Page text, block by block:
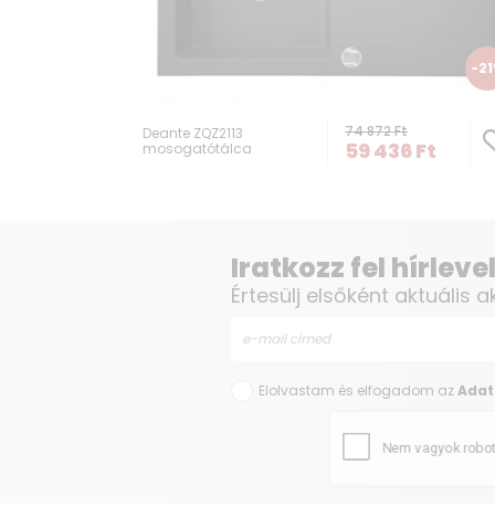
-
Deante ZQZ2113
mosogatótálca
74 872Ft
59 436Ft
Iratkozz fel
Értesülj elsőként aktuális
Elolvastam és elfogadom az